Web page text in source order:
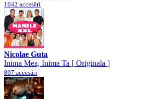
1042 accesări
Nicolae Guta
Inima Mea, Inima Ta [ Originala ]
897 accesări